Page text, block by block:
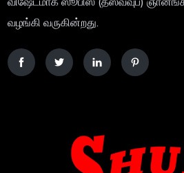
வழங்கி வருகின்றது.